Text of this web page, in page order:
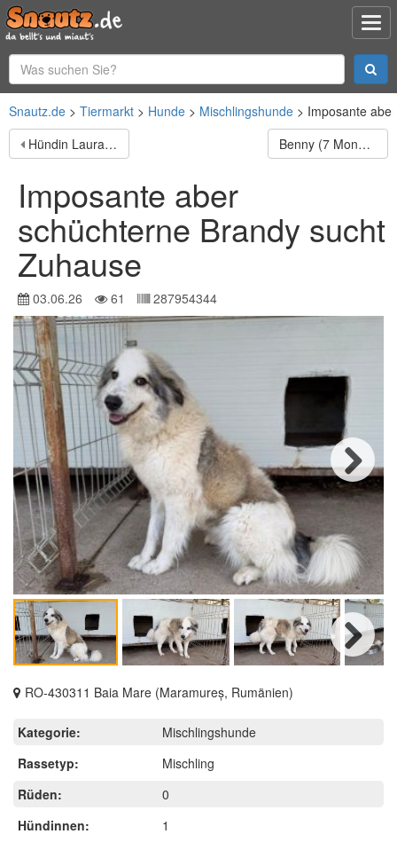
Snautz.de Tiermarkt Hunde Mischlingshunde
Imposante
Hündin Laura / kastriert / derzeit noch in Griechenland
Benny (7 Monate) sucht sein Für-Immer-Zuhause
Imposante aber
schüchterne Brandy sucht
Zuhause
03.06.26 61 287954344
Next
Next
RO-430311 Baia Mare (Maramureș, Rumänien)
Kategorie:
Mischlingshunde
Rassetyp:
Mischling
Rüden:
0
Hündinnen:
1